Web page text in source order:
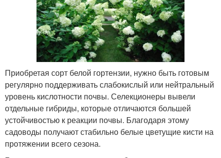
Приобретая сорт белой гортензии, нужно быть готовым
регулярно поддерживать слабокислый или нейтральный
уровень кислотности почвы. Селекционеры вывели
отдельные гибриды, которые отличаются большей
устойчивостью к реакции почвы. Благодаря этому
садоводы получают стабильно белые цветущие кисти на
протяжении всего сезона.